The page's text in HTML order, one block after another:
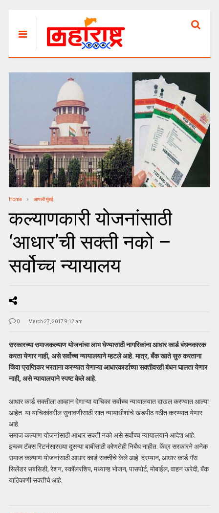
Home आपली मुंबई
कल्याणकारी योजनांसाठी
‘आधार’ची सक्ती नको –
सर्वोच्च न्यायालय
0 March 27, 2017 9:12 am
सरकारच्या समाजकल्याण योजनांचा लाभ घेण्यासाठी नागरिकांना आधार कार्ड बंधनकारक
करता येणार नाही, असे सर्वोच्च न्यायालयाने म्हटले आहे. मात्र, बँक खाते सुरु करताना
किंवा प्राप्तिकर भरताना करण्यात येणाऱ्या आधारकार्डाच्या सक्तीवरही बंधन घालता येणार
नाही, असे न्यायालयाने स्पष्ट केले आहे.
आधार कार्ड सक्तीला आव्हान देणाऱ्या याचिका सर्वोच्च न्यायालयात दाखल करण्यात आल्या
आहेत. या याचिकांवरील सुनावणीसाठी सात न्यायाधीशांचे खंडपीठ गठीत करण्यात येणार
आहे.
समाज कल्याण योजनांसाठी आधार सक्ती नको असे सर्वोच्च न्यायालयाने आदेश आहे.
इन्कम टॅक्‍स रिटर्नसारख्या दुसऱ्या बाबींसाठी कोणतेही निर्बंध नाहीत. केंद्र सरकारने अनेक
समाज कल्याण योजनांसाठी आधार कार्ड सक्तीचे केले आहे. दरम्यान, आधार कार्ड गॅस
सिलेंडर सबसिडी, रेशन, स्कॉलरशिप, मध्यान्ह भोजन, पासपोर्ट, मोबाईल, वाहन खरेदी, बॅंक
याठिकाणी सक्‍तीचे आहे.